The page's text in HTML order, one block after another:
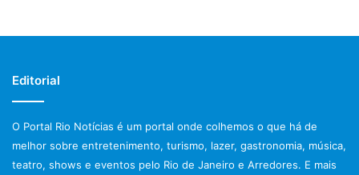
Editorial
O Portal Rio Notícias é um portal onde colhemos o que há de
melhor sobre entretenimento, turismo, lazer, gastronomia, música,
teatro, shows e eventos pelo Rio de Janeiro e Arredores. E mais